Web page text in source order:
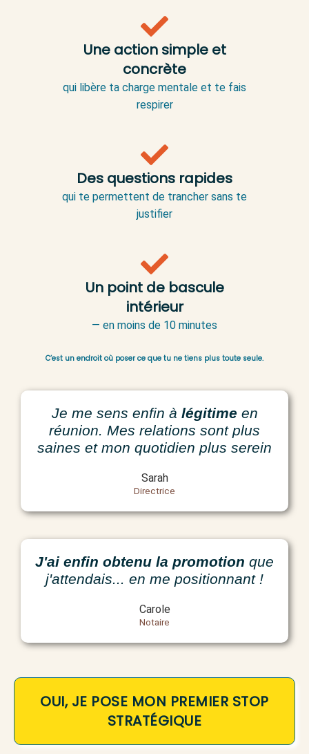
Une action simple et
concrète
qui libère ta charge mentale et te fais
respirer
Des questions rapides
qui te permettent de trancher sans te
justifier
Un point de bascule
intérieur
— en moins de 10 minutes
C’est un endroit où poser ce que tu ne tiens plus toute seule.
Je me sens enfin à légitime en
réunion. Mes relations sont plus
saines et mon quotidien plus serein
Sarah
Directrice
J'ai enfin obtenu la promotion que
j'attendais... en me positionnant !
Carole
Notaire
OUI, JE POSE MON PREMIER STOP
STRATÉGIQUE